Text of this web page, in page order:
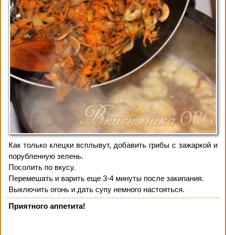
Как только клецки всплывут, добавить грибы с зажаркой и
порубленную зелень.
Посолить по вкусу.
Перемешать и варить еще 3-4 минуты после закипания.
Выключить огонь и дать супу немного настояться.
Приятного аппетита!